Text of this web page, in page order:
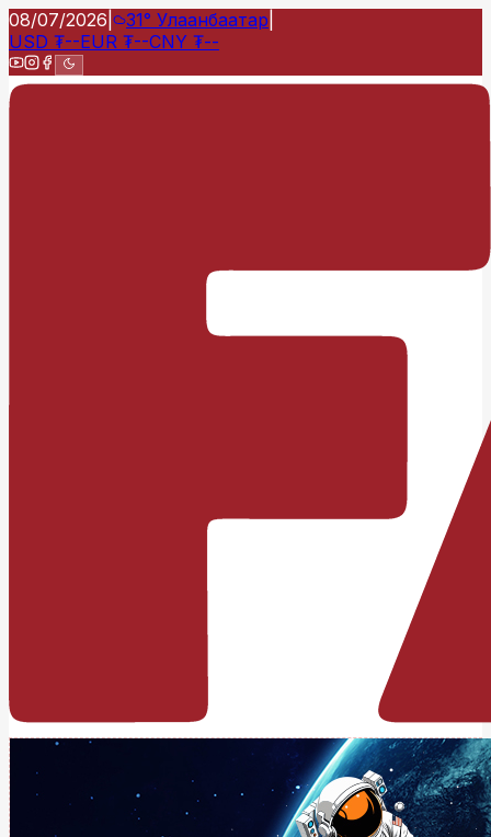
08/07/2026 31° Улаанбаатар
USD ₮--EUR ₮--CNY ₮--